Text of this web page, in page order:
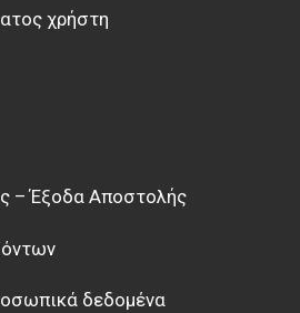
χρήστη
– Έξοδα Αποστολής
δεδομένα